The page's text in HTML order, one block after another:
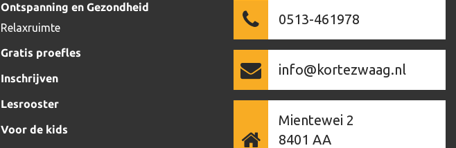
0513-461978
info@kortezwaag.nl
Mientewei 2
8401 AA
Ontspanning en Gezondheid
Relaxruimte
Gratis proefles
Inschrijven
Lesrooster
Voor de kids